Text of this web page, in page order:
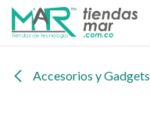
Ir al contenido
Accesorios y Gadgets